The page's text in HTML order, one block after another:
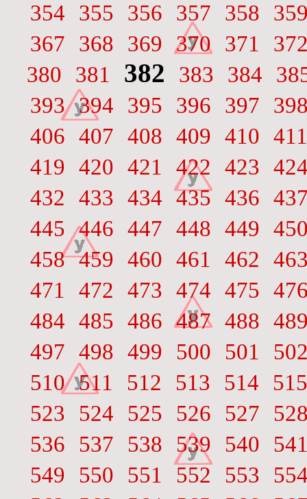
354
355 356 357 358
367
368 369 370 371
380
381 382 383 384
393 394 395 396 397
406 407 408 409 410 411
419 420 421 422 423
432
433 434 435 436
445 446 447 448 449
458 459 460 461 462
471
472 473 474 475
484 485 486 487 488
497 498 499 500 501
510 511 512 513 514
515
523
524 525 526 527
536
537 538 539 540
549
550 551 552 553